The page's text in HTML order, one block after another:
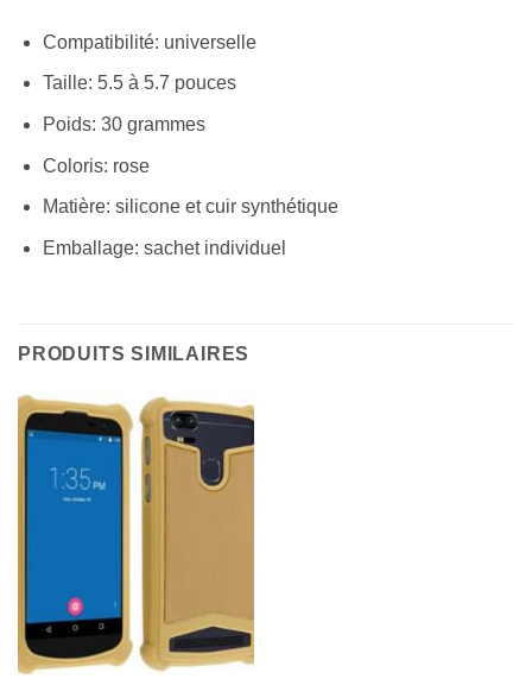
Compatibilité: universelle
Taille: 5.5 à 5.7 pouces
Poids: 30 grammes
Coloris: rose
Matière: silicone et cuir synthétique
Emballage: sachet individuel
PRODUITS SIMILAIRES